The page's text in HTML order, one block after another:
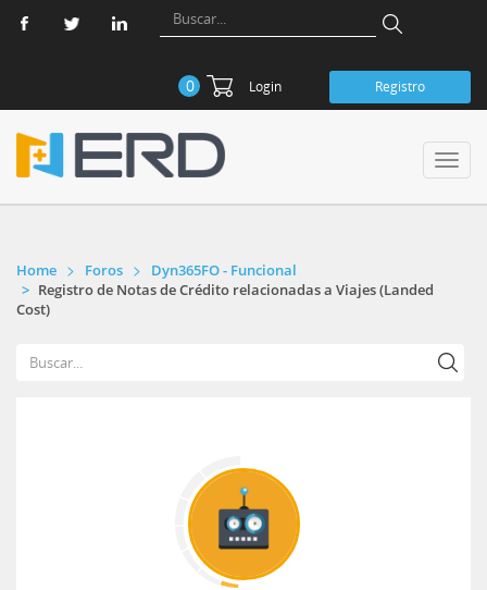
0 Login Registro
Home Foros
Dyn365FO - Funcional
Registro de Notas de Crédito relacionadas a Viajes (Landed
Cost)